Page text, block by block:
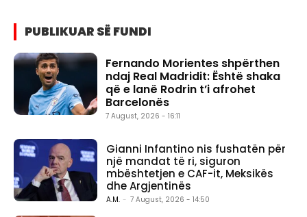
PUBLIKUAR SË FUNDI
Fernando Morientes shpërthen
ndaj Real Madridit: Është shaka
që e lanë Rodrin t’i afrohet
Barcelonës
7 August, 2026 - 16:11
Gianni Infantino nis fushatën për
një mandat të ri, siguron
mbështetjen e CAF-it, Meksikës
dhe Argjentinës
A.M. - 7 August, 2026 - 14:50